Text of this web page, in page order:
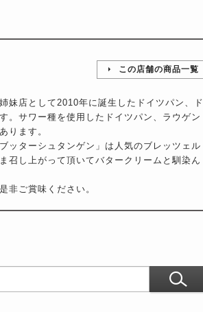
この店舗の商品一覧
妹店として2010年に誕生したドイツパン、ド
。サワー種を使用したドイツパン、ラウゲン
ります。
ッターシュタンゲン」は人気のブレッツェル
召し上がって頂いてバタークリームと馴染ん
非ご賞味ください。